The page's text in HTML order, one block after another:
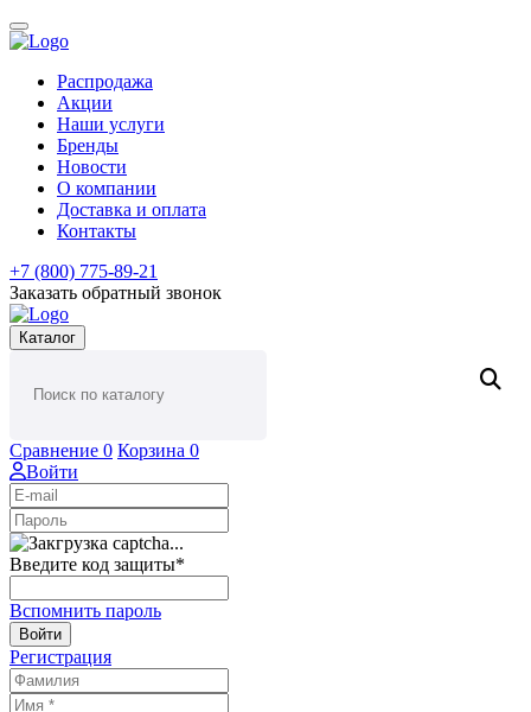
Распродажа
Акции
Наши услуги
Бренды
Новости
О компании
Доставка и оплата
Контакты
+7 (800) 775-89-21
Заказать обратный звонок
Каталог
Сравнение 0 Корзина 0
Войти
Введите код защиты*
Вспомнить пароль
Войти
Регистрация